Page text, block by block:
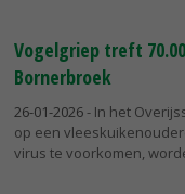
Vogelgriep treft
Bornerbroek
26-01-2026- In het
op een
virus te voorkomen,